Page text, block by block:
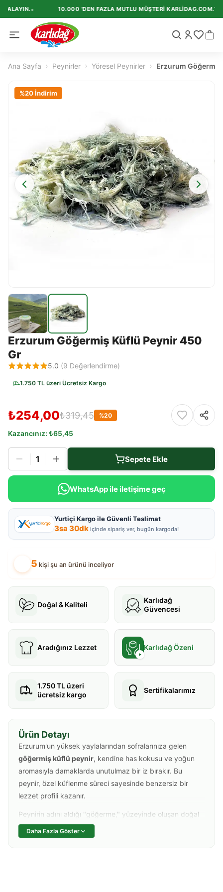
• 10.000 'DEN FAZLA MUTLU MÜŞTERI KARLIDAG.COM.TR'I
Ana Sayfa › Peynirler › Yöresel Peynirler › Erzurum
%20İndirim
Erzurum Göğermiş Küflü Peynir 450
Gr
5.0 (9 Değerlendirme)
1.750 TL üzeri Ücretsiz Kargo
₺254,00₺319,45 %20
Kazancınız: ₺65,45
1 Sepete Ekle
WhatsApp ile iletişime geç
Yurtiçi Kargo ile Güvenli Teslimat
3sa 30dkiçinde sipariş ver, bugün kargoda!
5 kişi şu an ürünü inceliyor
Doğal & Kaliteli
Karlıdağ
Güvencesi
Aradığınız Lezzet Karlıdağ Özeni
1.750 TL üzeri
ücretsiz kargo
Sertifikalarımız
Ürün Detayı
Erzurum'un yüksek yaylalarından sofralarınıza gelen
göğermiş küflü peynir, kendine has kokusu ve yoğun
aromasıyla damaklarda unutulmaz bir iz bırakır. Bu
peynir, özel küflenme süreci sayesinde benzersiz bir
lezzet profili kazanır.
Peynirin adını aldığı "göğerme," yüzeyinde oluşan doğal
küflere denir. Bu küfler, peynirin olgunlaşma sürecinin en
önemli parçasıdır. Yalnızca doğal ve katkısız süt
Daha Fazla Göster